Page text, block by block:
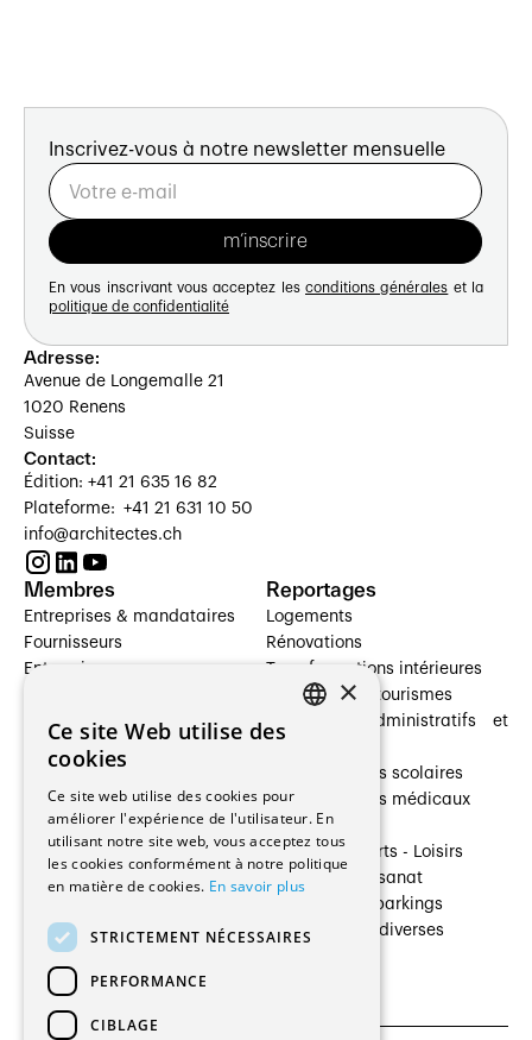
Inscrivez-vous à notre newsletter mensuelle
En vous inscrivant vous acceptez les conditions générales et la
politique de confidentialité
Adresse:
Avenue de Longemalle 21
1020 Renens
Suisse
Contact:
Édition: +41 21 635 16 82
Plateforme: +41 21 631 10 50
info@architectes.ch
Membres
Entreprises & mandataires
Fournisseurs
Entreprises
Architectes paysagistes
Architectes d'intérieur
Entreprises générales
Ingénieurs et mandataires
Fabricants / Fournisseurs
Régies immobilières
Gestion PPE
Reportages
Logements
Rénovations
Transformations intérieures
Hôtelleries et tourismes
Bâtiments administratifs et
Établissements scolaires
Établissements médicaux
Villas
Cultures - Sports - Loisirs
Industrie - Artisanat
Transports et parkings
Constructions diverses
×
Ce site Web utilise des
cookies
Ce site web utilise des cookies pour
améliorer l'expérience de l'utilisateur. En
utilisant notre site web, vous acceptez tous
les cookies conformément à notre politique
en matière de cookies. En savoir plus
STRICTEMENT NÉCESSAIRES
PERFORMANCE
CIBLAGE